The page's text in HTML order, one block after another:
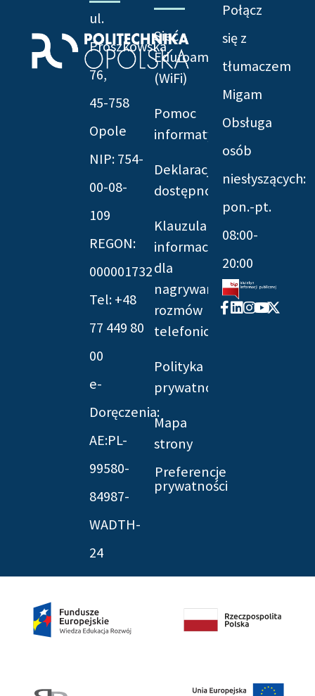
ul.
Prószkowska
76,
45-758
Opole
NIP: 754-
00-08-
109
REGON:
000001732
Tel: +48
77 449 80
00
e-
Doręczenia:
AE:PL-
99580-
84987-
WADTH-
24
Sieć
Eduroam
(WiFi)
Pomoc
informatyczna
Deklaracja
dostępności
Klauzula
informacyjna
dla
nagrywania
rozmów
telefonicznych
Polityka
prywatności
Mapa
strony
Preferencje
prywatności
Połącz
się z
tłumaczem
Migam
Obsługa
osób
niesłyszących:
pon.-pt.
08:00-
20:00
Facebook-
f
Linkedin
Instagram
Youtube
X-
twitter